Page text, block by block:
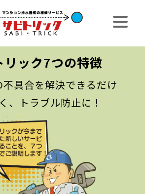
リック7つの特徴
具合を解決できるだけ
、トラブル防止に！